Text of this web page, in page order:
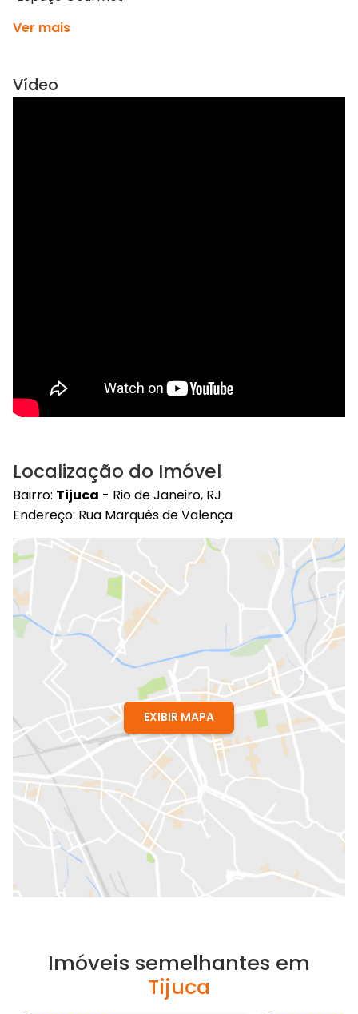
Ver mais
Vídeo
Localização do Imóvel
Bairro: Tijuca - Rio de Janeiro, RJ
Endereço: Rua Marquês de Valença
EXIBIR MAPA
Imóveis semelhantes em
Tijuca